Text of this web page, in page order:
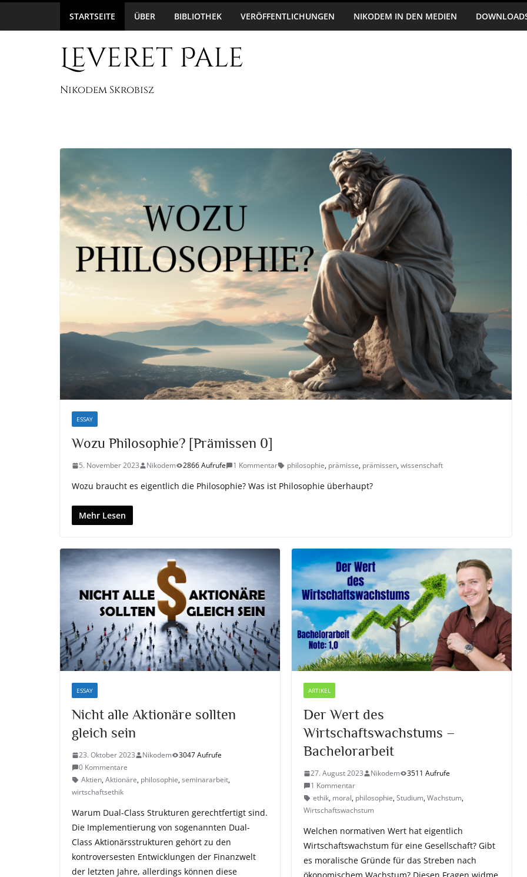
6. August 2026
Leveret Pale
Nikodem Skrobisz
STARTSEITE ÜBER BIBLIOTHEK VERÖFFENTLICHUNGEN NIKODEM IN DEN MEDIEN
ESSAY
Wozu Philosophie? [Prämissen 0]
5. November 2023 Nikodem 2866 Aufrufe 1 Kommentar philosophie, prämisse, prämissen,wissenschaft
Wozu braucht es eigentlich die Philosophie? Was ist Philosophie überhaupt?
Mehr Lesen
ESSAY
Nicht alle Aktionäre sollten
gleich sein
23. Oktober 2023 Nikodem
3047 Aufrufe
0 Kommentare
Aktien,Aktionäre, philosophie,seminararbeit,
wirtschaftsethik
Warum Dual-Class Strukturen gerechtfertigt sind.
Die Implementierung von sogenannten Dual-
Class Aktionärsstrukturen gehört zu den
kontroversesten Entwicklungen der Finanzwelt
der letzten Jahre, allerdings können diese
ARTIKEL
Der Wert des
Wirtschaftswachstums –
Bachelorarbeit
27. August 2023 Nikodem
3511 Aufrufe
1 Kommentar
ethik, moral, philosophie,Studium,Wachstum,
Wirtschaftswachstum
Welchen normativen Wert hat eigentlich
Wirtschaftswachstum für eine Gesellschaft? Gibt
es moralische Gründe für das Streben nach